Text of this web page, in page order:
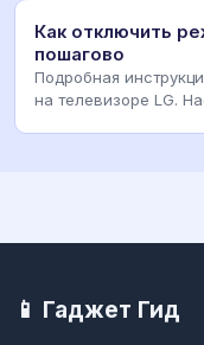
Как отключить
пошагово
Подробная
на телевизоре LG.
📱 Гаджет Гид